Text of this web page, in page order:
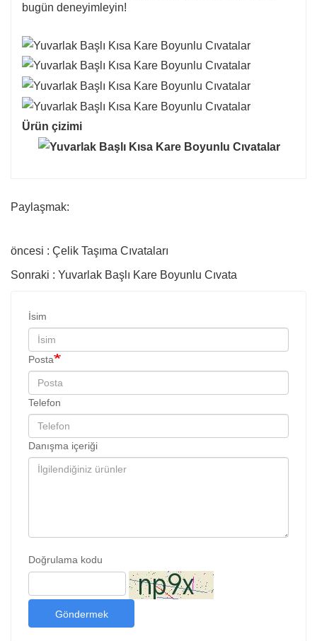
bugün deneyimleyin!
Ürün çizimi
Paylaşmak:
öncesi : Çelik Taşıma Cıvataları
Sonraki : Yuvarlak Başlı Kare Boyunlu Cıvata
İsim
Posta
Telefon
Danışma içeriği
Doğrulama kodu
Göndermek